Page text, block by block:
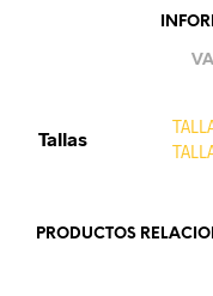
Tallas
PRODUCTOS